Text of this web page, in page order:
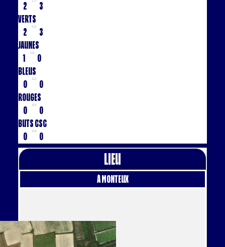
2
3
Verts
2
3
Jaunes
1
0
Bleus
0
0
Rouges
0
0
Buts CSC
0
0
Lieu
à Monteux